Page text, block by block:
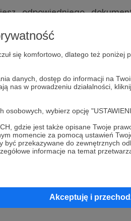
się komfortowo, dlatego też poniżej
danych, dostęp do informacji na
nas w prowadzeniu działalności,
wybierz opcję
gdzie jest także opisane Twoje
momencie za pomocą ustawień
być przekazywane do zewnętrznych
informacje na temat
Akceptuję i
odpowiedniego
nie kwalifikuje się
być inaczej -
mi pobranie za miesiąc?